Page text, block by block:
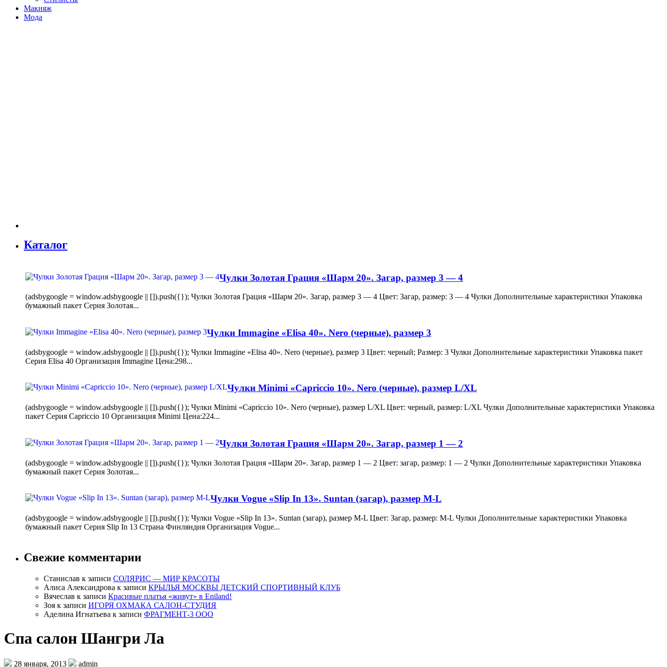
Макияж
Мода
Каталог
Чулки Золотая Грация «Шарм 20». Загар, размер 3 — 4
(adsbygoogle = window.adsbygoogle || []).push({}); Чулки Золотая Грация «Шарм 20». Загар, размер 3 — 4 Цвет: Загар, размер: 3 — 4 Чулки Дополнительные характеристики Упаковка
бумажный пакет Серия Золотая...
Чулки Immagine «Elisa 40». Nero (черные), размер 3
(adsbygoogle = window.adsbygoogle || []).push({}); Чулки Immagine «Elisa 40». Nero (черные), размер 3 Цвет: черный; Размер: 3 Чулки Дополнительные характеристики Упаковка пакет
Серия Elisa 40 Организация Immagine Цена:298...
Чулки Minimi «Capriccio 10». Nero (черные), размер L/XL
(adsbygoogle = window.adsbygoogle || []).push({}); Чулки Minimi «Capriccio 10». Nero (черные), размер L/XL Цвет: черный, размер: L/XL Чулки Дополнительные характеристики Упаковка
пакет Серия Capriccio 10 Организация Minimi Цена:224...
Чулки Золотая Грация «Шарм 20». Загар, размер 1 — 2
(adsbygoogle = window.adsbygoogle || []).push({}); Чулки Золотая Грация «Шарм 20». Загар, размер 1 — 2 Цвет: загар, размер: 1 — 2 Чулки Дополнительные характеристики Упаковка
бумажный пакет Серия Золотая...
Чулки Vogue «Slip In 13». Suntan (загар), размер M-L
(adsbygoogle = window.adsbygoogle || []).push({}); Чулки Vogue «Slip In 13». Suntan (загар), размер M-L Цвет: Загар, размер: M-L Чулки Дополнительные характеристики Упаковка
бумажный пакет Серия Slip In 13 Страна Финляндия Организация Vogue...
Свежие комментарии
Станислав к записи СОЛЯРИС — МИР КРАСОТЫ
Алиса Александрова к записи КРЫЛЬЯ МОСКВЫ ДЕТСКИЙ СПОРТИВНЫЙ КЛУБ
Вячеслав к записи Красивые платья «живут» в Eniland!
Зоя к записи ИГОРЯ ОХМАКА САЛОН-СТУДИЯ
Аделина Игнатьева к записи ФРАГМЕНТ-3 ООО
Спа салон Шангри Ла
28 января, 2013 admin